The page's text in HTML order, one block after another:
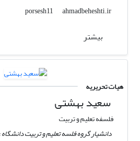
porsesh11
ahmadbeheshti.ir
بیشتر
هیات تحریریه
سعید بهشتی
فلسفه تعلیم و تربیت
دانشیار گروه فلسه تعلیم و تربیت دانشگاه